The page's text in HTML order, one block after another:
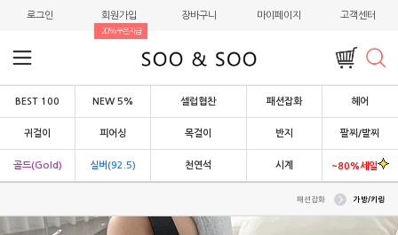
로그인 회원가입
20%쿠폰지급
장바구니 마이페이지 고객센터
BEST 100 NEW 5% 셀럽협찬 패션잡화 헤어
귀걸이 피어싱 목걸이 반지 팔찌/발찌
골드(Gold) 실버(92.5) 천연석 시계 ~80%세일
패션잡화 가방/키링